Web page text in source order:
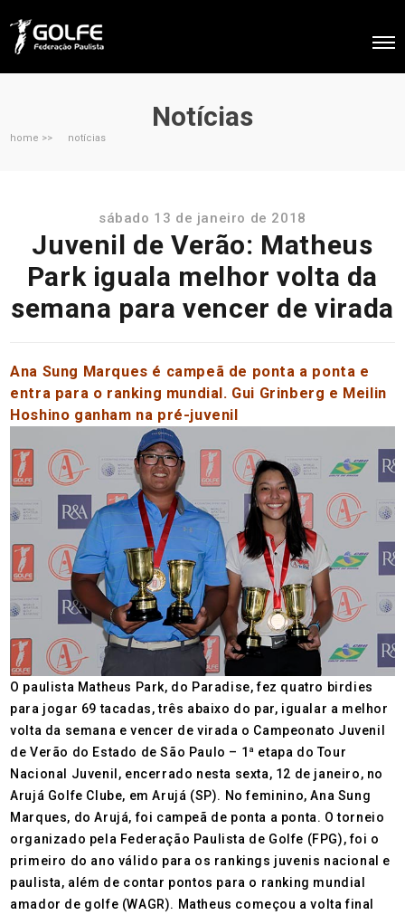
Notícias
home >> notícias
sábado 13 de janeiro de 2018
Juvenil de Verão: Matheus
Park iguala melhor volta da
semana para vencer de virada
Ana Sung Marques é campeã de ponta a ponta e
entra para o ranking mundial. Gui Grinberg e Meilin
Hoshino ganham na pré-juvenil
O paulista Matheus Park, do Paradise, fez quatro birdies
para jogar 69 tacadas, três abaixo do par, igualar a melhor
volta da semana e vencer de virada o Campeonato Juvenil
de Verão do Estado de São Paulo – 1ª etapa do Tour
Nacional Juvenil, encerrado nesta sexta, 12 de janeiro, no
Arujá Golfe Clube, em Arujá (SP). No feminino, Ana Sung
Marques, do Arujá, foi campeã de ponta a ponta. O torneio
organizado pela Federação Paulista de Golfe (FPG), foi o
primeiro do ano válido para os rankings juvenis nacional e
paulista, além de contar pontos para o ranking mundial
amador de golfe (WAGR). Matheus começou a volta final